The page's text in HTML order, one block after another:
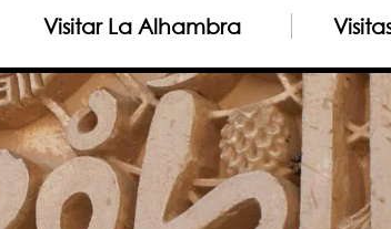
Visitar La Alhambra